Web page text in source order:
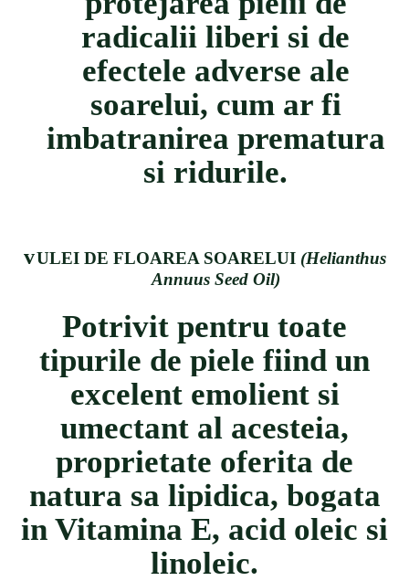
radicalii liberi si de
efectele adverse ale
soarelui, cum ar fi
imbatranirea prematura
si ridurile.
vULEI DE FLOAREA SOARELUI (Helianthus
Annuus Seed Oil)
Potrivit pentru toate
tipurile de piele fiind un
excelent emolient si
umectant al acesteia,
proprietate oferita de
natura sa lipidica, bogata
in Vitamina E, acid oleic si
linoleic.